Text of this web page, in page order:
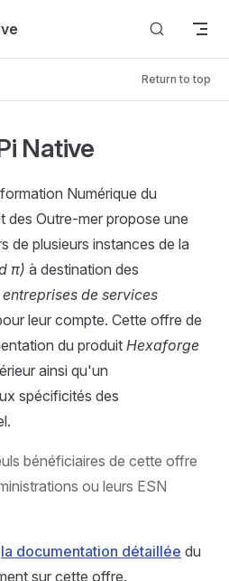
Return to top
Native
Numérique du
des Outre-mer propose une
de plusieurs instances de la
π) à destination des
entreprises de services
leur compte. Cette offre de
du produit Hexaforge
ainsi qu'un
spécificités des
bénéficiaires de cette offre
ou leurs ESN
la documentation détaillée du
sur cette offre.